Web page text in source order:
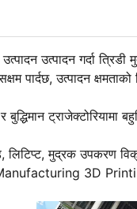
उत्पादन उत्पादन गर्दा
पार्दछ, उत्पादन क्षमताको
बुद्धिमान
लिटिप्ट, मुद्रक उपकरण
3D